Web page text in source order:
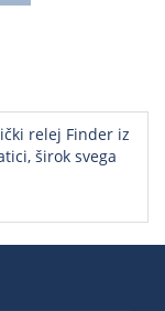
relej Finder iz
širok svega